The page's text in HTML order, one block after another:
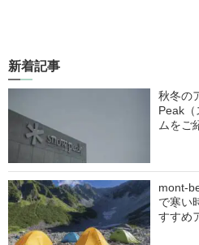
新着記事
秋冬の
Peak（
ムをご
mont-
で寒い
すすめ